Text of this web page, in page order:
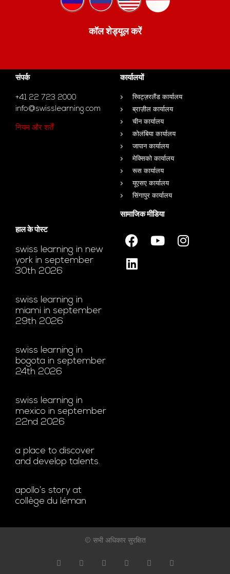
कॉल शेड्यूल करें
संपर्क
+41 22 723 2000
info@swisslearning.com
नियम और शर्तें
कार्यालयों
स्विट्ज़रलैंड कार्यालय
ब्राज़ील कार्यालय
चीन कार्यालय
कोलंबिया कार्यालय
जापान कार्यालय
मेक्सिको कार्यालय
रूस कार्यालय
यूएसए कार्यालय
सिंगापुर कार्यालय
हाल के पोस्ट
swiss learning in new
york in september
30th 2026
swiss learning in
miami in september
29th 2026
swiss learning in
bogota in september
24th 2026
swiss learning in
mexico in september
22nd 2026
a place to discover
and develop talents.
apollo’s story at
collège du léman
सामाजिक मीडिया
© सभी अधिकार सुरक्षित